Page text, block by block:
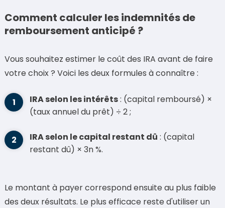
Comment calculer les indemnités de
remboursement anticipé ?
Vous souhaitez estimer le coût des IRA avant de faire
votre choix ? Voici les deux formules à connaître :
IRA selon les intérêts: (capital remboursé) ×
(taux annuel du prêt) ÷ 2 ;
IRA selon le capital restant dû : (capital
restant dû) × 3n %.
Le montant à payer correspond ensuite au plus faible
des deux résultats. Le plus efficace reste d'utiliser un